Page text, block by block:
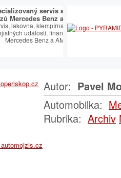
servis a prodej
Mercedes Benz a AMG.
lakovna, klempírna, řešení
událostí, financování
Mercedes Benz a AMG.
Autor: Pavel
Automobilka:
Rubrika: Archiv